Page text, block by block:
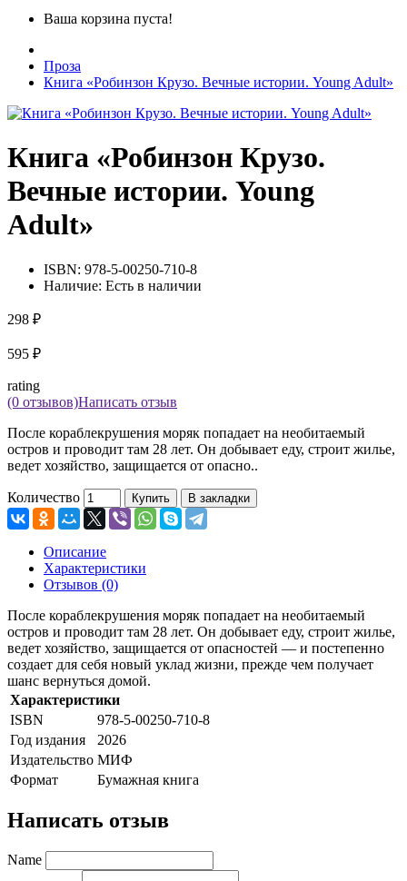
Ваша корзина пуста!
Проза
Книга «Робинзон Крузо. Вечные истории. Young Adult»
Книга «Робинзон Крузо.
Вечные истории. Young
Adult»
ISBN: 978-5-00250-710-8
Наличие: Есть в наличии
298 ₽
595 ₽
rating
(0 отзывов)Написать отзыв
После кораблекрушения моряк попадает на необитаемый
остров и проводит там 28 лет. Он добывает еду, строит жилье,
ведет хозяйство, защищается от опасно..
Количество Купить В закладки
Описание
Характеристики
Отзывов (0)
После кораблекрушения моряк попадает на необитаемый
остров и проводит там 28 лет. Он добывает еду, строит жилье,
ведет хозяйство, защищается от опасностей — и постепенно
создает для себя новый уклад жизни, прежде чем получает
шанс вернуться домой.
Характеристики
ISBN
978-5-00250-710-8
Год издания
2026
Издательство МИФ
Формат
Бумажная книга
Написать отзыв
Name